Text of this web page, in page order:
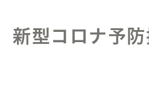
新型コロナ予